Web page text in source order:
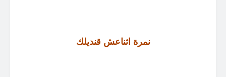
نمرة اثناعش قنديلك